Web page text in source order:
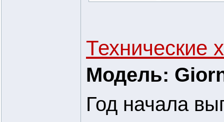
Технические
Модель:
Год начала